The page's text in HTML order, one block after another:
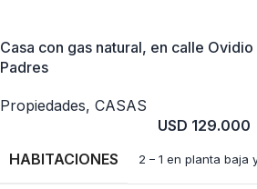
Casa con gas natural, en calle
Padres
Propiedades, CASAS
USD 129.000
HABITACIONES
2 – 1 en planta baja